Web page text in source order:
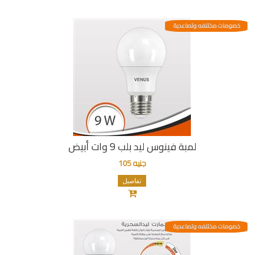
لمبة فينوس ليد بلب 9 وات أبيض
خصومات مختلفه وتصاعدية
جنيه 105
تفاصيل
خصومات مختلفه وتصاعدية